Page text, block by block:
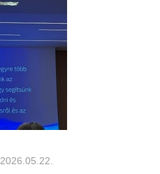
2026.05.22.